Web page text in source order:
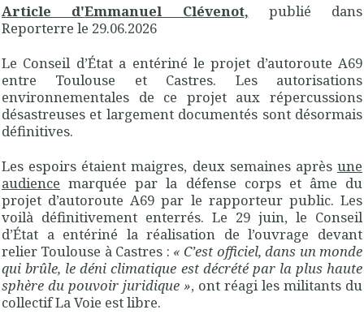
Article d'Emmanuel Clévenot, publié dans
Reporterre le 29.06.2026
Le Conseil d’État a entériné le projet d’autoroute A69
entre Toulouse et Castres. Les autorisations
environnementales de ce projet aux répercussions
désastreuses et largement documentés sont désormais
définitives.
Les espoirs étaient maigres, deux semaines après une
audience marquée par la défense corps et âme du
projet d’autoroute A69 par le rapporteur public. Les
voilà définitivement enterrés. Le 29 juin, le Conseil
d’État a entériné la réalisation de l’ouvrage devant
relier Toulouse à Castres : « C’est officiel, dans un monde
qui brûle, le déni climatique est décrété par la plus haute
sphère du pouvoir juridique », ont réagi les militants du
collectif La Voie est libre.